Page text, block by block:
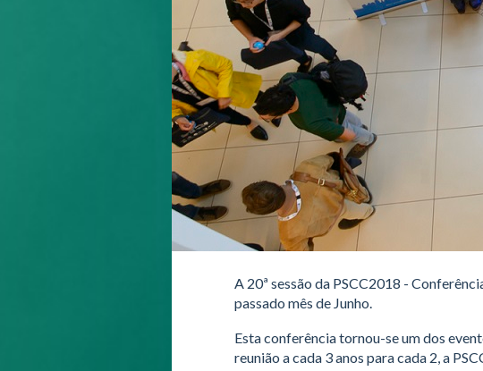
A 20ª sessão da PSCC2018 -
passado mês de Junho.
Esta conferência tornou-se um dos
reunião a cada 3 anos para cada 2, a